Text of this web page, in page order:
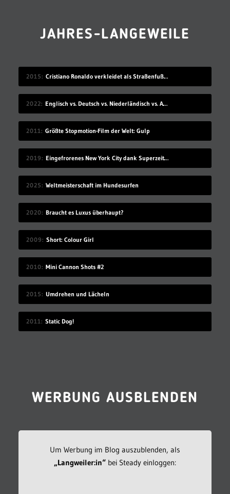
JAHRES-LANGEWEILE
2015 Cristiano Ronaldo verkleidet als Straßenfußballer
2022 Englisch vs. Deutsch vs. Niederländisch vs. Afrikaans
2011 Größte Stopmotion-Film der Welt: Gulp
2019 Eingefrorenes New York City dank Superzeitlupe
2025 Weltmeisterschaft im Hundesurfen
2020 Braucht es Luxus überhaupt?
2009 Short: Colour Girl
2010 Mini Cannon Shots #2
2015 Umdrehen und Lächeln
2011 Static Dog!
WERBUNG AUSBLENDEN
Um Werbung im Blog auszublenden, als
„Langweiler:in“bei Steady einloggen: